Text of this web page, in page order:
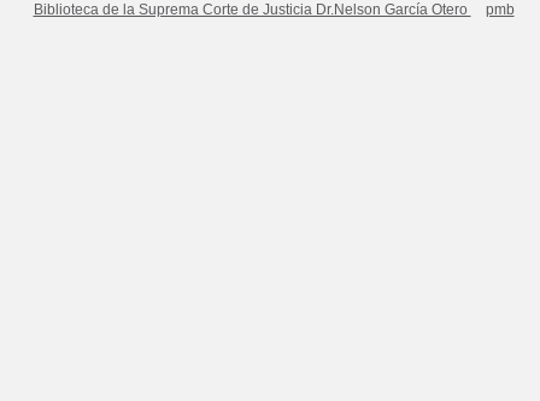
Biblioteca de la Suprema Corte de Justicia Dr.Nelson García Otero pmb